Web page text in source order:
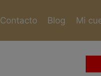
Contacto Blog Mi